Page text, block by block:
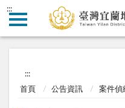
:::
:::
首頁 公告資訊 案件偵